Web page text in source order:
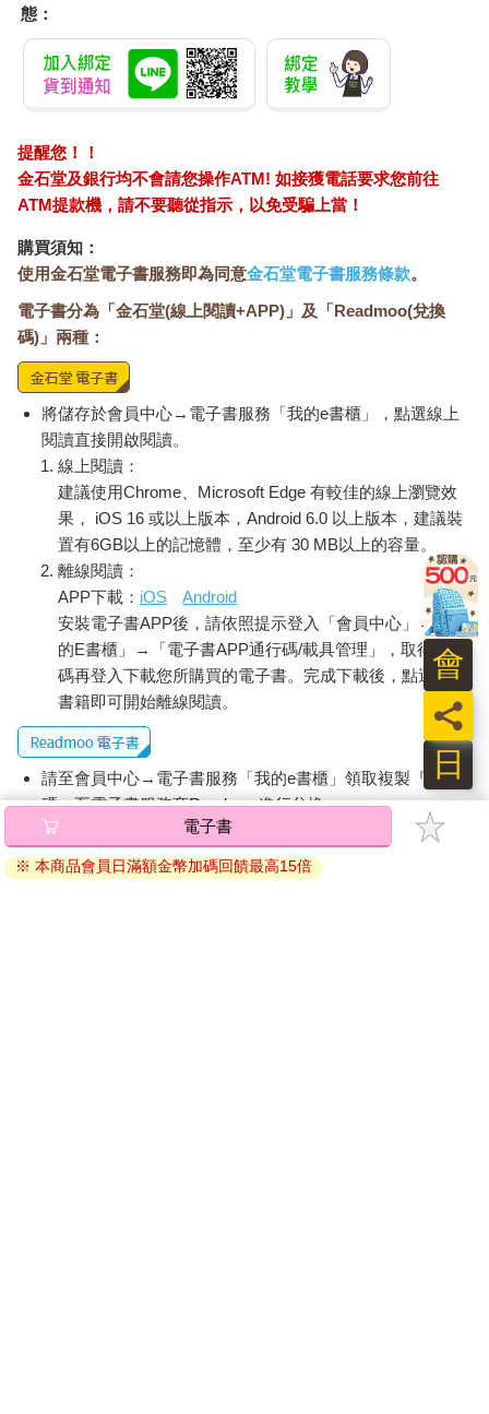
態：
提醒您！！
金石堂及銀行均不會請您操作ATM! 如接獲電話要求您前往
ATM提款機，請不要聽從指示，以免受騙上當！
購買須知：
使用金石堂電子書服務即為同意金石堂電子書服務條款。
電子書分為「金石堂(線上閱讀+APP)」及「Readmoo(兌換
碼)」兩種：
將儲存於會員中心→電子書服務「我的e書櫃」，點選線上
閱讀直接開啟閱讀。
線上閱讀：
建議使用Chrome、Microsoft Edge 有較佳的線上瀏覽效
果， iOS 16 或以上版本，Android 6.0 以上版本，建議裝
置有6GB以上的記憶體，至少有 30 MB以上的容量。
離線閱讀：
APP下載： iOS
Android
安裝電子書APP後，請依照提示登入「會員中心」→「我
的E書櫃」→「電子書APP通行碼/載具管理」，取得通行
碼再登入下載您所購買的電子書。完成下載後，點選任一
書籍即可開始離線閱讀。
請至會員中心→電子書服務「我的e書櫃」領取複製『兌換
碼』至電子書服務商Readmoo進行兌換。
退換貨須知：
因版權保護，您在金石堂所購買的電子書僅能以金石堂專屬
電子書
※ 本商品會員日滿額金幣加碼回饋最高15倍
日
員
會